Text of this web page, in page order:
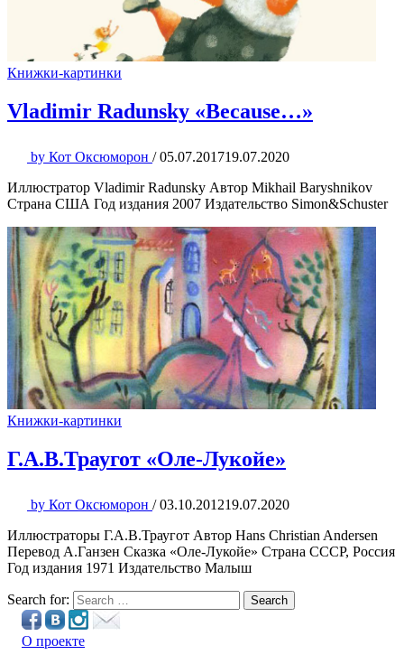
Книжки-картинки
Vladimir Radunsky «Because…»
by Кот Оксюморон / 05.07.201719.07.2020
Иллюстратор Vladimir Radunsky Автор Mikhail Baryshnikov
Страна США Год издания 2007 Издательство Simon&Schuster
Книжки-картинки
Г.А.В.Траугот «Оле-Лукойе»
by Кот Оксюморон / 03.10.201219.07.2020
Иллюстраторы Г.А.В.Траугот Автор Hans Christian Andersen
Перевод А.Ганзен Сказка «Оле-Лукойе» Страна СССР, Россия
Год издания 1971 Издательство Малыш
Search for: Search
О проекте